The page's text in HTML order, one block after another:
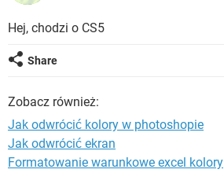
WINDOWS 10
INSTAGRAM
GRY
SPOTIFY
INSTAGRAM
COVID-19
INSTAGRAM
WINDOWS 10
Hej, chodzi o CS5
Share
Zobacz również:
Jak odwrócić kolory w photoshopie
Jak odwrócić ekran
Formatowanie warunkowe excel kolory